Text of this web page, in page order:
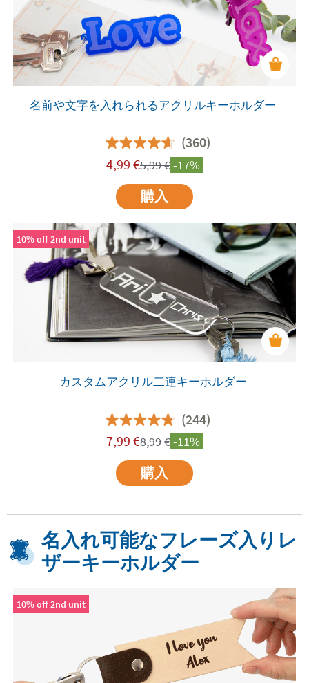
名前や文字を入れられるアクリルキーホルダー
(360)
4,99 €5,99€-17%
購入
10% off 2nd unit
カスタムアクリル二連キーホルダー
(244)
7,99 €8,99€-11%
購入
名入れ可能なフレーズ入りレ
ザーキーホルダー
10% off 2nd unit